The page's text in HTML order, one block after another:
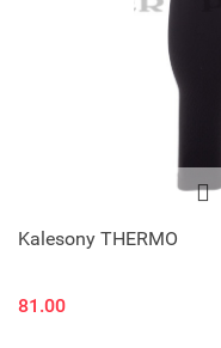
Kalesony THERMO
81.00